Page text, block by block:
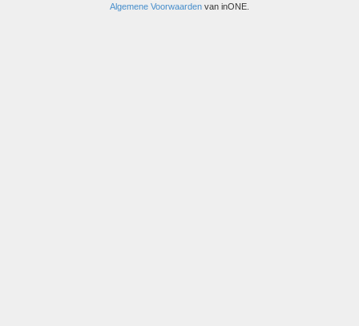
Algemene Voorwaarden van inONE.